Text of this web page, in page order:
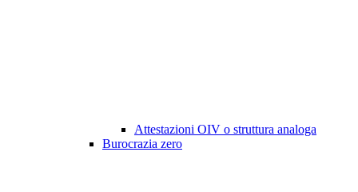
Attestazioni OIV o struttura analoga
Burocrazia zero